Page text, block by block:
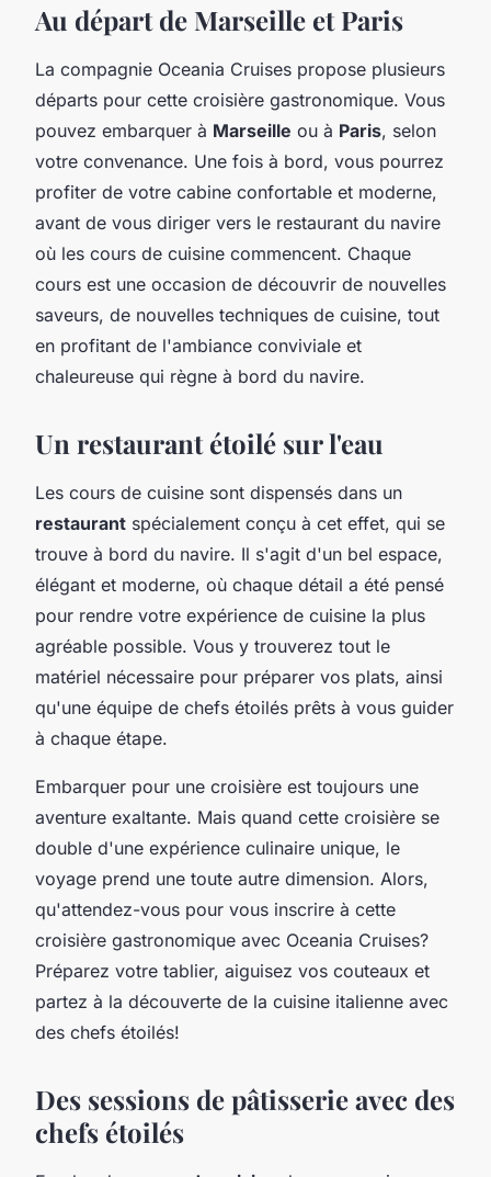
Au départ de Marseille et Paris
La compagnie Oceania Cruises propose plusieurs
départs pour cette croisière gastronomique. Vous
pouvez embarquer à Marseille ou à Paris, selon
votre convenance. Une fois à bord, vous pourrez
profiter de votre cabine confortable et moderne,
avant de vous diriger vers le restaurant du navire
où les cours de cuisine commencent. Chaque
cours est une occasion de découvrir de nouvelles
saveurs, de nouvelles techniques de cuisine, tout
en profitant de l'ambiance conviviale et
chaleureuse qui règne à bord du navire.
Un restaurant étoilé sur l'eau
Les cours de cuisine sont dispensés dans un
restaurant spécialement conçu à cet effet, qui se
trouve à bord du navire. Il s'agit d'un bel espace,
élégant et moderne, où chaque détail a été pensé
pour rendre votre expérience de cuisine la plus
agréable possible. Vous y trouverez tout le
matériel nécessaire pour préparer vos plats, ainsi
qu'une équipe de chefs étoilés prêts à vous guider
à chaque étape.
Embarquer pour une croisière est toujours une
aventure exaltante. Mais quand cette croisière se
double d'une expérience culinaire unique, le
voyage prend une toute autre dimension. Alors,
qu'attendez-vous pour vous inscrire à cette
croisière gastronomique avec Oceania Cruises?
Préparez votre tablier, aiguisez vos couteaux et
partez à la découverte de la cuisine italienne avec
des chefs étoilés!
Des sessions de pâtisserie avec des
chefs étoilés